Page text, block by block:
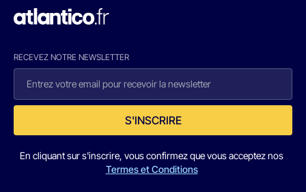
RECEVEZ NOTRE NEWSLETTER
S'INSCRIRE
En cliquant sur s'inscrire, vous confirmez que vous acceptez nos
Termes et Conditions